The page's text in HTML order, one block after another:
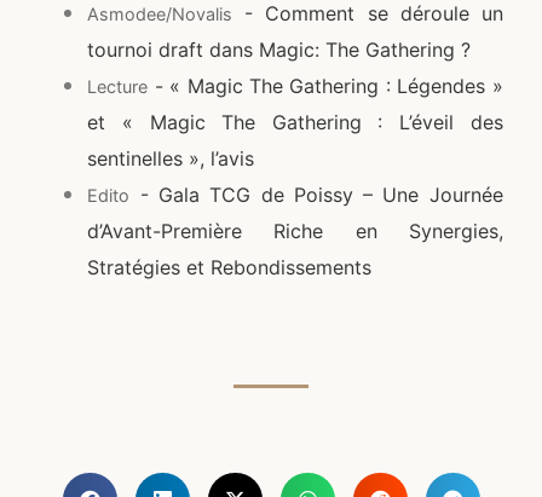
Asmodee/Novalis
- Comment se déroule un
tournoi draft dans Magic: The Gathering ?
Lecture - « Magic The Gathering : Légendes »
et « Magic The Gathering : L’éveil des
sentinelles », l’avis
Edito
- Gala TCG de Poissy – Une Journée
d’Avant-Première Riche en Synergies,
Stratégies et Rebondissements